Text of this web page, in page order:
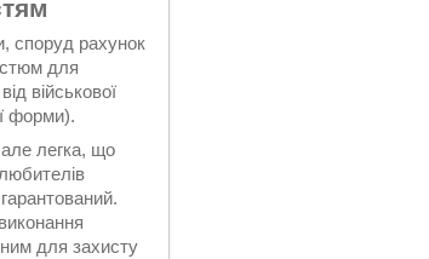
споруд рахунок
для
військової
форми).
легка, що
для захисту